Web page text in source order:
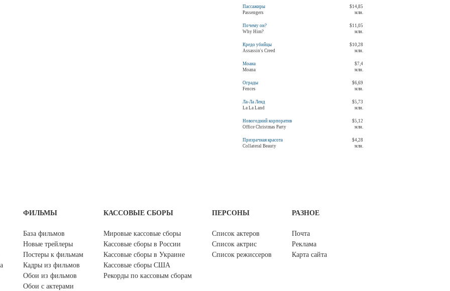
Пассажиры
Passengers
$14,85
млн.
Почему он?
Why Him?
$11,05
млн.
Кредо убийцы
Assassin's Creed
$10,28
млн.
Моана
Moana
$7,4
млн.
Ограды
Fences
$6,69
млн.
Ла-Ла Ленд
La La Land
$5,73
млн.
Новогодний корпоратив
Office Christmas Party
$5,12
млн.
Призрачная красота
Collateral Beauty
$4,28
млн.
ФИЛЬМЫ
База фильмов
Новые трейлеры
Постеры к фильмам
Кадры из фильмов
Обои из фильмов
Обои с актерами
КАССОВЫЕ СБОРЫ
Мировые кассовые сборы
Кассовые сборы в России
Кассовые сборы в Украине
Кассовые сборы США
Рекорды по кассовым сборам
ПЕРСОНЫ
Список актеров
Список актрис
Список режиссеров
РАЗНОЕ
Почта
Реклама
Карта сайта